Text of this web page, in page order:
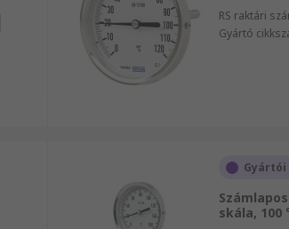
RS raktári
Gyártó
skála, 100